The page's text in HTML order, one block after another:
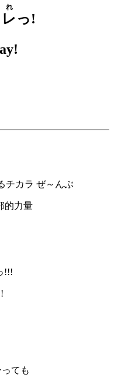
れ
っ!
チカラ ぜ～んぶ
的力量
!!!
ても